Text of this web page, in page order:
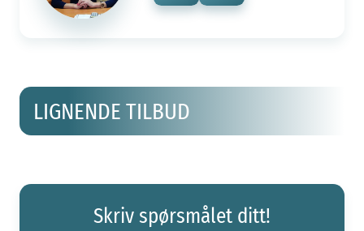
LIGNENDE TILBUD
Skriv spørsmålet ditt!